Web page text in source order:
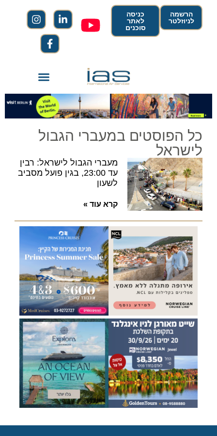
הרשמה
לניוזלטר
כניסה
לאתר
סוכנים
כל הפוסטים במעברי הגבול
לישראל
מעברי הגבול לישראל: רבין
עד 23:00, בגין פועל מסביב
לשעון
קרא עוד »